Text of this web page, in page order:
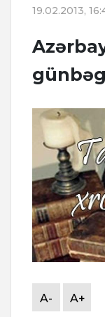
19.02.2013,
A- A+